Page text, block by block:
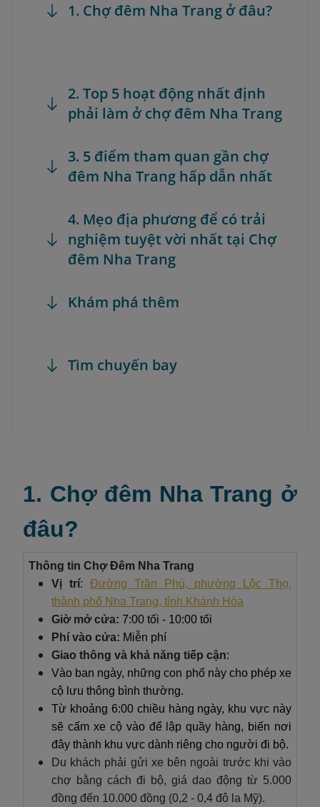
1. Chợ đêm Nha Trang ở đâu?
2. Top 5 hoạt động nhất định
phải làm ở chợ đêm Nha Trang
3. 5 điểm tham quan gần chợ
đêm Nha Trang hấp dẫn nhất
4. Mẹo địa phương để có trải
nghiệm tuyệt vời nhất tại Chợ
đêm Nha Trang
Khám phá thêm
Tìm chuyến bay
1. Chợ đêm Nha Trang ở
đâu?
Thông tin Chợ Đêm Nha Trang
Vị trí: Đường Trần Phú, phường Lộc Thọ,
thành phố Nha Trang, tỉnh Khánh Hòa
Giờ mở cửa: 7:00 tối - 10:00 tối
Phí vào cửa: Miễn phí
Giao thông và khả năng tiếp cận:
Vào ban ngày, những con phố này cho phép xe
cộ lưu thông bình thường.
Từ khoảng 6:00 chiều hàng ngày, khu vực này
sẽ cấm xe cộ vào để lập quầy hàng, biến nơi
đây thành khu vực dành riêng cho người đi bộ.
Du khách phải gửi xe bên ngoài trước khi vào
chợ bằng cách đi bộ, giá dao động từ 5.000
đồng đến 10.000 đồng (0,2 - 0,4 đô la Mỹ).